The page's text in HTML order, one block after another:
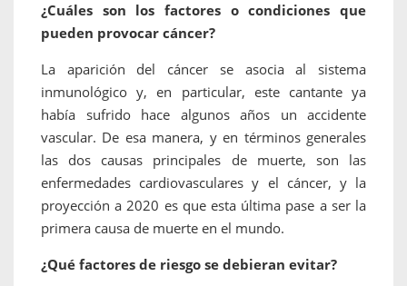
¿Cuáles son los factores o condiciones que
pueden provocar cáncer?
La aparición del cáncer se asocia al sistema
inmunológico y, en particular, este cantante ya
había sufrido hace algunos años un accidente
vascular. De esa manera, y en términos generales
las dos causas principales de muerte, son las
enfermedades cardiovasculares y el cáncer, y la
proyección a 2020 es que esta última pase a ser la
primera causa de muerte en el mundo.
¿Qué factores de riesgo se debieran evitar?